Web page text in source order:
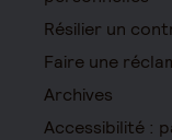
Résilier un
Faire une
Archives
Accessibilité :